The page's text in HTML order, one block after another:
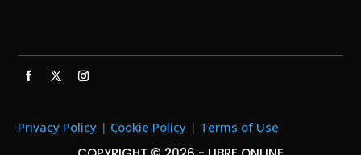
Privacy Policy | Cookie Policy | Terms of Use